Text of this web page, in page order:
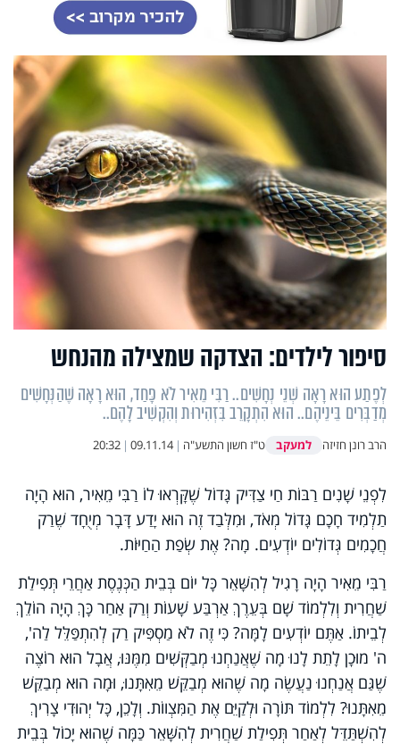
סיפור לילדים: הצדקה שמצילה מהנחש
לְפֶתַע הוּא רָאָה שְׁנֵי נְחָשִׁים.. רַבִּי מֵאִיר לֹא פָּחַד, הוּא רָאָה שֶׁהַנְּחָשִׁים
מְדַבְּרִים בֵּינֵיהֶם.. הוּא הִתְקָרֵב בִּזְהִירוּת וְהִקְשִׁיב לָהֶם..
הרב רונן חזיזה למעקב ט"ז חשון התשע"ה |
09.11.14
|
20:32
לִפְנֵי שָׁנִים רַבּוֹת חַי צַדִּיק גָּדוֹל שֶׁקָּרְאוּ לוֹ רַבִּי מֵאִיר, הוּא הָיָה
תַלְמִיד חָכָם גָּדוֹל מְאֹד, וּמִלְּבַד זֶה הוּא יָדַע דָּבָר מְיֻחָד שֶׁרַק
חֲכָמִים גְּדוֹלִים יוֹדְעִים. מָה? אֶת שְׂפַת הַחַיּוֹת.
רַבִּי מֵאִיר הָיָה רָגִיל לְהִשָּׁאֵר כָּל יוֹם בְּבֵית הַכְּנֶסֶת אַחֲרֵי תְּפִילַת
שַׁחֲרִית וְלִלְמוֹד שָׁם בְּעֵרֶךְ אַרְבַּע שָׁעוֹת וְרַק אַחַר כָּךְ הָיָה הוֹלֵךְ
לְבֵיתוֹ. אַתֶּם יוֹדְעִים לָמָּה? כִּי זֶה לֹא מַסְפִּיק רַק לְהִתְפַּלֵּל לַה',
ה' מוּכָן לָתֵת לָנוּ מָה שֶׁאֲנַחְנוּ מְבַקְּשִׁים מִמֶּנּוּ, אֲבָל הוּא רוֹצֶה
שֶׁגַּם אֲנַחְנוּ נַעֲשֶׂה מָה שֶׁהוּא מְבַקֵּשׁ מֵאִתָּנוּ, וּמָה הוּא מְבַקֵּשׁ
מֵאִתָּנוּ? לִלְמוֹד תּוֹרָה וּלְקַיֵּם אֶת הַמִּצְווֹת. וְלָכֵן, כָּל יְהוּדִי צָרִיךְ
לְהִשְׁתַּדֵּל לְאַחַר תְּפִילַת שַׁחֲרִית לְהִשָּׁאֵר כַּמָּה שֶׁהוּא יָכוֹל בְּבֵית